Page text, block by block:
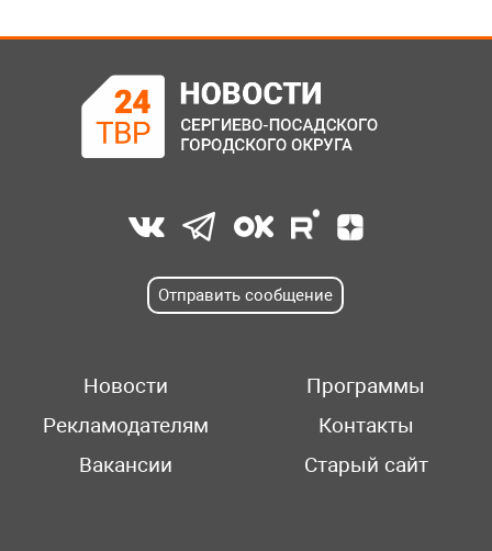
Отправить сообщение
Новости
Программы
Рекламодателям
Контакты
Вакансии
Старый сайт